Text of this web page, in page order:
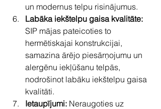
un modernus telpu risinājumus.
Labāka iekštelpu gaisa kvalitāte:
SIP mājas pateicoties to
hermētiskajai konstrukcijai,
samazina ārējo piesārņojumu un
alergēnu iekļūšanu telpās,
nodrošinot labāku iekštelpu gaisa
kvalitāti.
Ietaupījumi: Neraugoties uz